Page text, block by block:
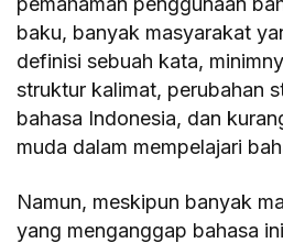
baku, banyak masyarakat
definisi sebuah kata,
struktur kalimat, perubahan
bahasa Indonesia, dan
muda dalam mempelajari
Namun, meskipun banyak
yang menganggap bahasa